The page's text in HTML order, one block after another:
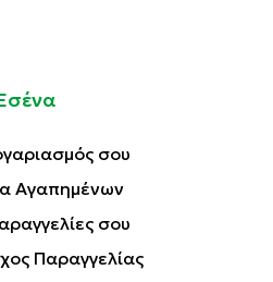
σου
Αγαπημένων
σου
Παραγγελίας